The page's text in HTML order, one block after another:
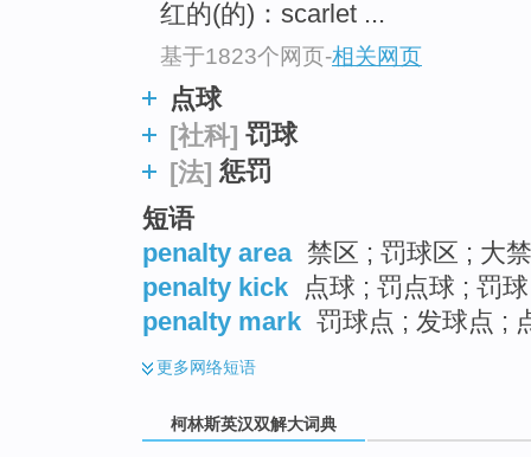
红的(的)：scarlet ...
基于1823个网页-相关网页
点球
[社科] 罚球
[法] 惩罚
短语
penalty area 禁区 ; 罚球区 ; 大
penalty kick 点球 ; 罚点球 ; 罚
penalty mark 罚球点 ; 发球点 ;
更多网络短语
柯林斯英汉双解大词典